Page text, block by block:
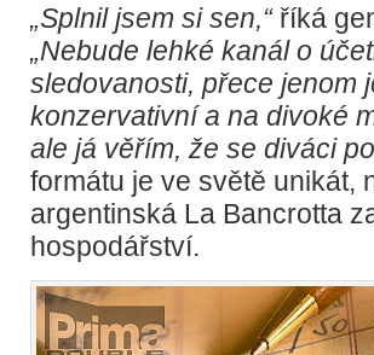
„Splnil jsem si sen,“říká
„Nebude lehké kanál o
sledovanosti, přece jenom
konzervativní a na divoké
ale já věřím, že se diváci
formátu je ve světě unikát,
argentinská La Bancrotta
hospodářství.